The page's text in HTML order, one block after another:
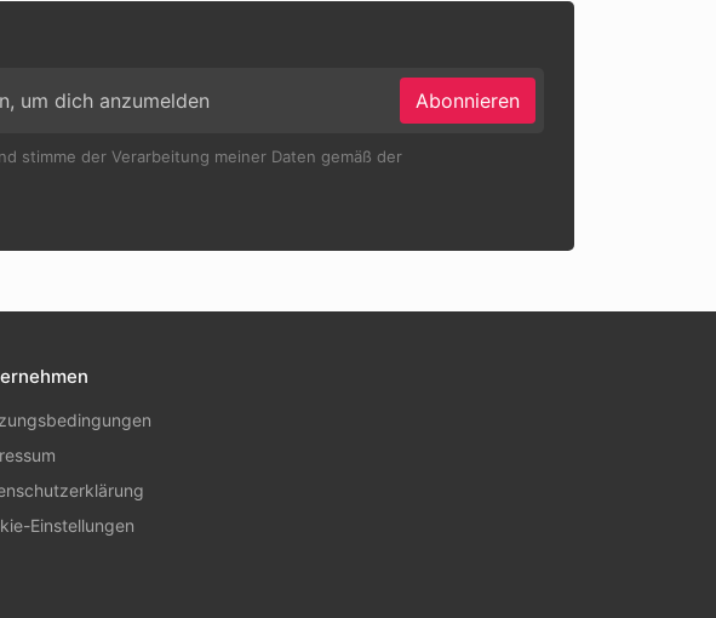
Abonnieren
stimme der Verarbeitung meiner Daten gemäß der
Einstellungen